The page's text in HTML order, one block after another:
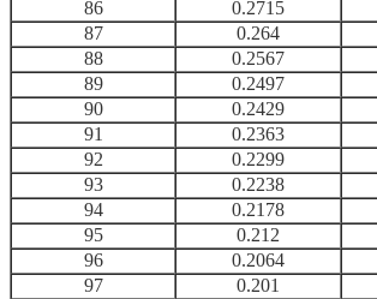
86 0.2715
87
0.264
88
0.2567
89
0.2497
90
0.2429
91
0.2363
92
0.2299
93
0.2238
94
0.2178
95
0.212
96
0.2064
97
0.201